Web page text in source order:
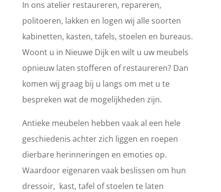
In ons atelier restaureren, repareren,
politoeren, lakken en logen wij alle soorten
kabinetten, kasten, tafels, stoelen en bureaus.
Woont u in Nieuwe Dijk en wilt u uw meubels
opnieuw laten stofferen of restaureren? Dan
komen wij graag bij u langs om met u te
bespreken wat de mogelijkheden zijn.
Antieke meubelen hebben vaak al een hele
geschiedenis achter zich liggen en roepen
dierbare herinneringen en emoties op.
Waardoor eigenaren vaak beslissen om hun
dressoir, kast, tafel of stoelen te laten